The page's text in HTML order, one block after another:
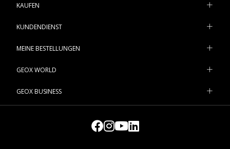
KAUFEN
KUNDENDIENST
MEINE BESTELLUNGEN
GEOX WORLD
GEOX BUSINESS